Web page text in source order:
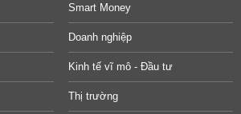
Smart Money
Doanh nghiệp
Kinh tế vĩ mô - Đầu tư
Thị trường